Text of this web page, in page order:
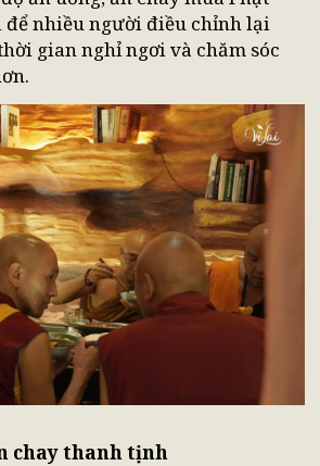
nề sau những bữa ăn:
dầu mỡ, thực phẩm chay
hơn. Điều này giúp cơ thể nhẹ
thoải mái hơn trong những
bằng trong cuộc sống:
ăn uống, ăn chay mùa Phật
để nhiều người điều chỉnh lại
gian nghỉ ngơi và chăm sóc